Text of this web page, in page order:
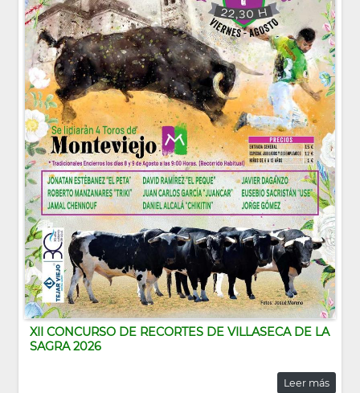
XII CONCURSO DE RECORTES DE VILLASECA DE LA
SAGRA 2026
Leer más